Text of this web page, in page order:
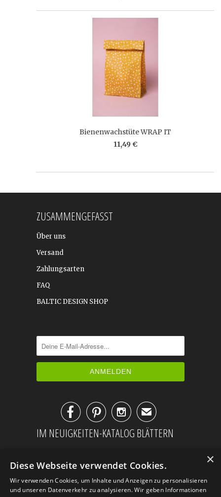
Bienenwachstüte WRAP IT
11,49 €
ZUSAMMENGEFASST
Über uns
Versand
Zahlungsarten
FAQ
BALTIC DESIGN SHOP
✉
IM NEUIGKEITEN-KATALOG BLÄTTERN
×
Diese Webseite verwendet Cookies.
Wir verwenden Cookies, um Inhalte und Anzeigen zu personalisieren
und unseren Datenverkehr zu analysieren. Wir geben Informationen